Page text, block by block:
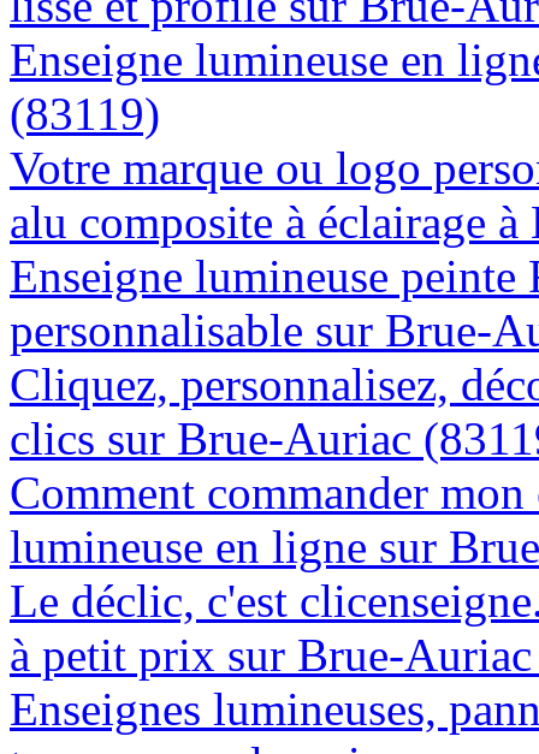
Enseigne lumineuse en
(83119)
Votre marque ou logo
alu composite à éclairage
Enseigne lumineuse
personnalisable sur Brue-
Cliquez, personnalisez,
clics sur Brue-Auriac
Comment commander
lumineuse en ligne sur
Le déclic, c'est
à petit prix sur Brue-
Enseignes lumineuses,